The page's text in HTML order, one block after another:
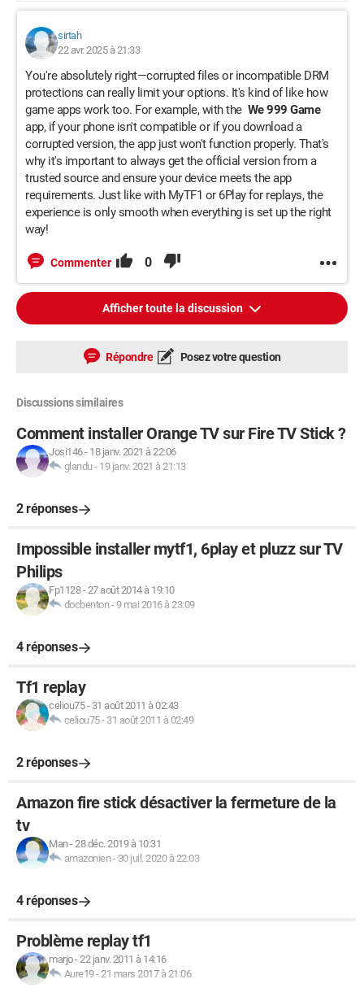
sirtah
22 avr. 2025 à 21:33
You're absolutely right—corrupted files or incompatible DRM
protections can really limit your options. It's kind of like how
game apps work too. For example, with the We 999 Game
app, if your phone isn't compatible or if you download a
corrupted version, the app just won't function properly. That's
why it's important to always get the official version from a
trusted source and ensure your device meets the app
requirements. Just like with MyTF1 or 6Play for replays, the
experience is only smooth when everything is set up the right
way!
Commenter 0
Afficher toute la discussion
Répondre Posez votre question
Discussions similaires
Comment installer Orange TV sur Fire TV Stick ?
Josi146- 18 janv. 2021 à 22:06
glandu- 19 janv. 2021 à 21:13
2 réponses
Impossible installer mytf1, 6play et pluzz sur TV
Philips
Fp1128-27 août 2014 à 19:10
docbenton-9 mai 2016 à 23:09
4 réponses
Tf1 replay
celiou75- 31 août 2011 à 02:43
celiou75- 31 août 2011 à 02:49
2 réponses
Amazon fire stick désactiver la fermeture de la
tv
Man-28 déc. 2019 à 10:31
amazonien- 30 juil. 2020 à 22:03
4 réponses
Problème replay tf1
marjo-22 janv. 2011 à 14:16
Aure19-21 mars 2017 à 21:06